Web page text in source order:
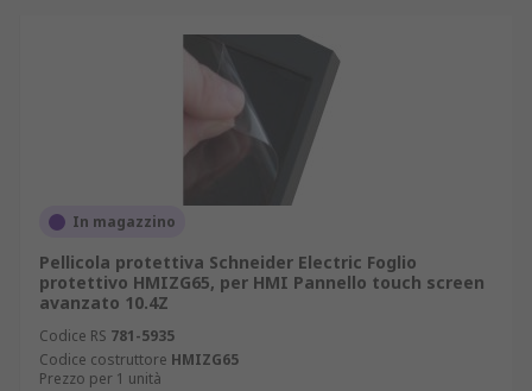
In magazzino
Pellicola protettiva Schneider Electric Foglio
protettivo HMIZG65, per HMI Pannello touch screen
avanzato 10.4Z
Codice RS 781-5935
Codice costruttore HMIZG65
Prezzo per 1 unità